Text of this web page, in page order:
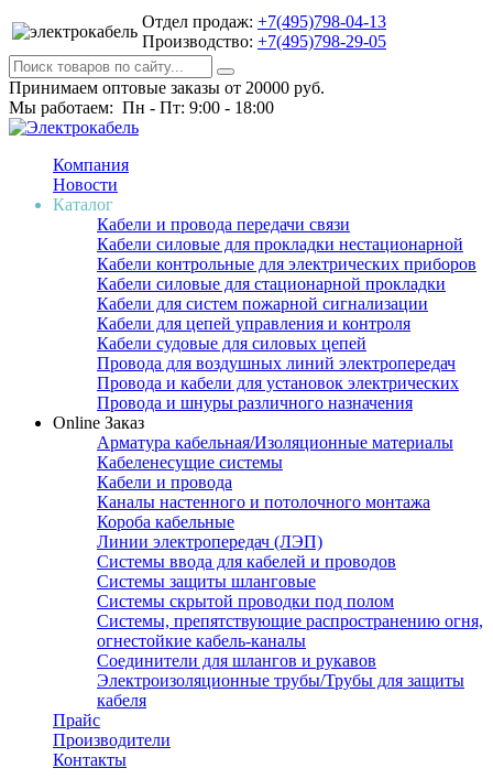
Отдел продаж: +7(495)798-04-13
Производство: +7(495)798-29-05
Принимаем оптовые заказы от 20000 руб.
Мы работаем: Пн - Пт: 9:00 - 18:00
Компания
Новости
Каталог
Кабели и провода передачи связи
Кабели силовые для прокладки нестационарной
Кабели контрольные для электрических приборов
Кабели силовые для стационарной прокладки
Кабели для систем пожарной сигнализации
Кабели для цепей управления и контроля
Кабели судовые для силовых цепей
Провода для воздушных линий электропередач
Провода и кабели для установок электрических
Провода и шнуры различного назначения
Online Заказ
Арматура кабельная/Изоляционные материалы
Кабеленесущие системы
Кабели и провода
Каналы настенного и потолочного монтажа
Короба кабельные
Линии электропередач (ЛЭП)
Системы ввода для кабелей и проводов
Системы защиты шланговые
Системы скрытой проводки под полом
Системы, препятствующие распространению огня,
огнестойкие кабель-каналы
Соединители для шлангов и рукавов
Электроизоляционные трубы/Трубы для защиты
кабеля
Прайс
Производители
Контакты